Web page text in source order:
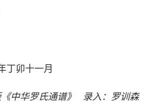
丁卯十一月
《中华罗氏通谱》 录入：罗训森